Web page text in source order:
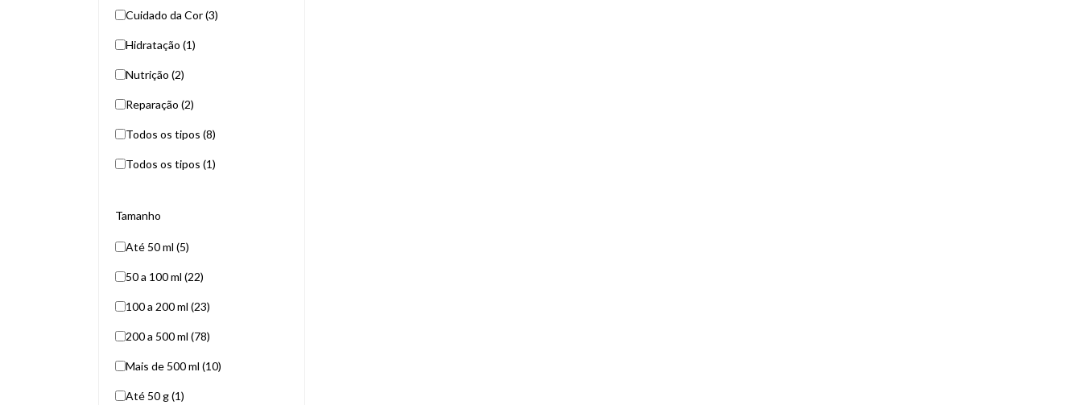
Cuidado da Cor (3)
Hidratação (1)
Nutrição (2)
Reparação (2)
Todos os tipos (8)
Todos os tipos (1)
Tamanho
Até 50 ml (5)
50 a 100 ml (22)
100 a 200 ml (23)
200 a 500 ml (78)
Mais de 500 ml (10)
Até 50 g (1)